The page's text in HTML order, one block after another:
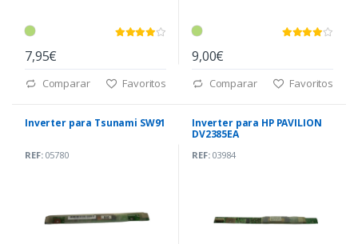
7,95€
Comparar Favoritos
9,00€
Comparar Favoritos
Inverter para Tsunami SW91
REF:05780
Inverter para HP PAVILION
DV2385EA
REF:03984